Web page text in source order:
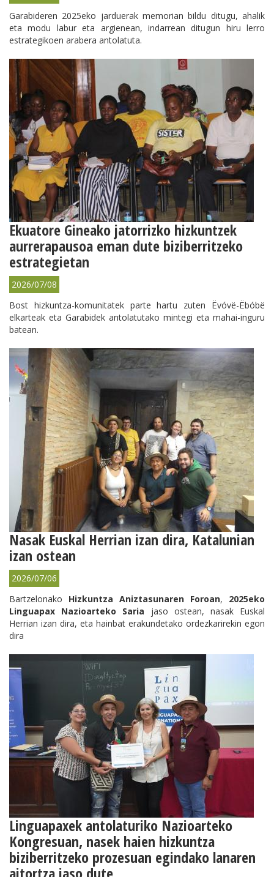
Garabideren 2025eko jarduerak memorian bildu ditugu, ahalik
eta modu labur eta argienean, indarrean ditugun hiru lerro
estrategikoen arabera antolatuta.
Ekuatore Gineako jatorrizko hizkuntzek
aurrerapausoa eman dute biziberritzeko
estrategietan
2026/07/08
Bost hizkuntza-komunitatek parte hartu zuten Ëvóvë-Ëbóbë
elkarteak eta Garabidek antolatutako mintegi eta mahai-inguru
batean.
Nasak Euskal Herrian izan dira, Katalunian
izan ostean
2026/07/06
Bartzelonako Hizkuntza Aniztasunaren Foroan, 2025eko
Linguapax Nazioarteko Saria jaso ostean, nasak Euskal
Herrian izan dira, eta hainbat erakundetako ordezkarirekin egon
dira
Linguapaxek antolaturiko Nazioarteko
Kongresuan, nasek haien hizkuntza
biziberritzeko prozesuan egindako lanaren